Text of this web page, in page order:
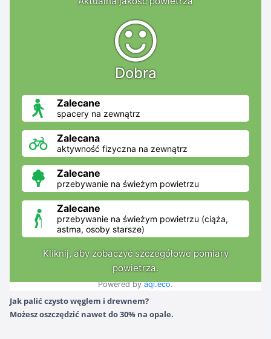
Jak palić czysto węglem i drewnem?
Możesz oszczędzić nawet do 30% na opale.